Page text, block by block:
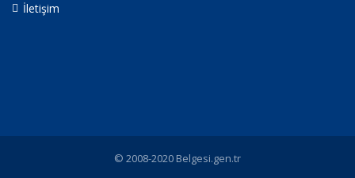
İletişim
© 2008-2020 Belgesi.gen.tr